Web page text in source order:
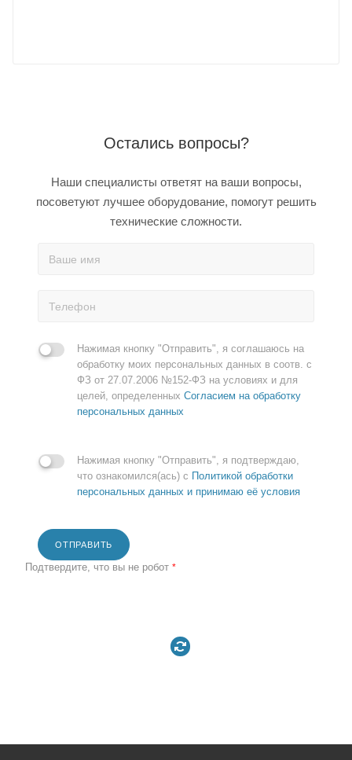
Остались вопросы?
Наши специалисты ответят на ваши вопросы,
посоветуют лучшее оборудование, помогут решить
технические сложности.
Нажимая кнопку "Отправить", я соглашаюсь на
обработку моих персональных данных в соотв. с
ФЗ от 27.07.2006 №152-ФЗ на условиях и для
целей, определенных Согласием на обработку
персональных данных
Нажимая кнопку "Отправить", я подтверждаю,
что ознакомился(ась) с Политикой обработки
персональных данных и принимаю её условия
ОТПРАВИТЬ
Подтвердите, что вы не робот *